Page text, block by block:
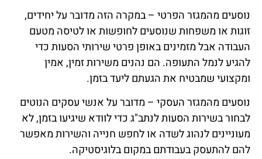
נוסעים מהמגזר הפרטי – במקרה הזה מדובר על יחידים,
זוגות או משפחות שנוסעים לחופשות או לטיסה מטעם
העבודה אבל מזמינים באופן פרטי שירותי הסעות כדי
להגיע לנמל התעופה. הם נהנים משירות זמין, אמין
ומקצועי שמבטיח את הגעתם ליעד בזמן.
נוסעים מהמגזר העסקי – מדובר על אנשי עסקים הנוטים
לבחור בשירות הסעות לנתב"ג כדי לוודא שיגיעו בזמן, לא
מעוניינים לנהוג לשדה או לחפש חנייה והשירות מאפשר
להם להתעסק בעבודתם במקום בלוגיסטיקה.